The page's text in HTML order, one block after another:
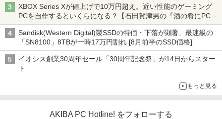
XBOX Series Xが値上げで10万円超え。近い性能のゲーミング
PCを自作するといくらになる？【石田賀津男の『酒の肴にPCゲ
ーム』】
Sandisk(Western Digital)製SSDの特価・下落が顕著、最速級の
「SN8100」8TBが一時17万円割れ [8月前半のSSD価格]
イオシス創業30周年セール「30周年記念祭」が14日からスター
ト
もっと見る
AKIBA PC Hotline! をフォローする